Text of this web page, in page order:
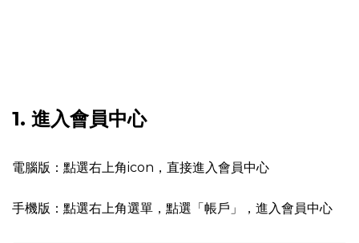
1. 進入會員中心
電腦版：點選右上角icon，直接進入會員中心
手機版：點選右上角選單，點選「帳戶」，進入會員中心